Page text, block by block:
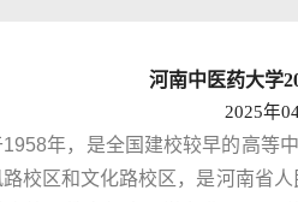
河南中医药大学
2025年
年，是全国建校较早的高等
校区和文化路校区，是河南省